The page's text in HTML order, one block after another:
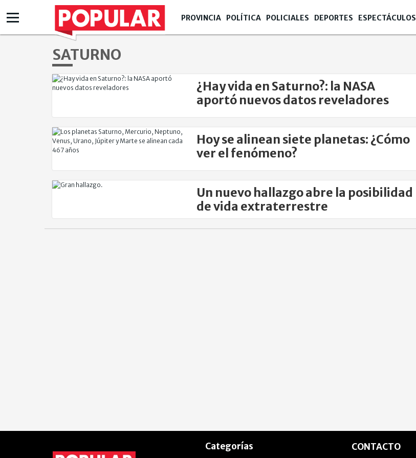
PROVINCIA POLÍTICA POLICIALES DEPORTES ESPECTÁCULOS
SATURNO
¿Hay vida en Saturno?: la NASA
aportó nuevos datos reveladores
Hoy se alinean siete planetas: ¿Cómo
ver el fenómeno?
Un nuevo hallazgo abre la posibilidad
de vida extraterrestre
Categorías CONTACTO